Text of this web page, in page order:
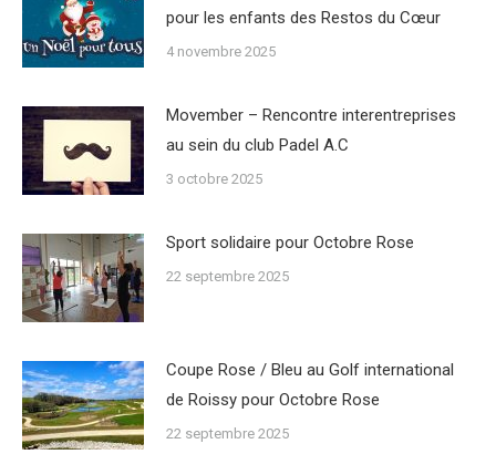
pour les enfants des Restos du Cœur
4 novembre 2025
Movember – Rencontre interentreprises
au sein du club Padel A.C
3 octobre 2025
Sport solidaire pour Octobre Rose
22 septembre 2025
Coupe Rose / Bleu au Golf international
de Roissy pour Octobre Rose
22 septembre 2025